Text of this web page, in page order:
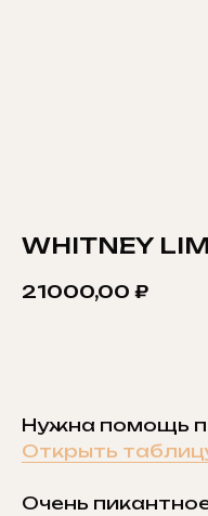
WHITNEY
21000,00 ₽
Нужна помощь
Открыть
Очень